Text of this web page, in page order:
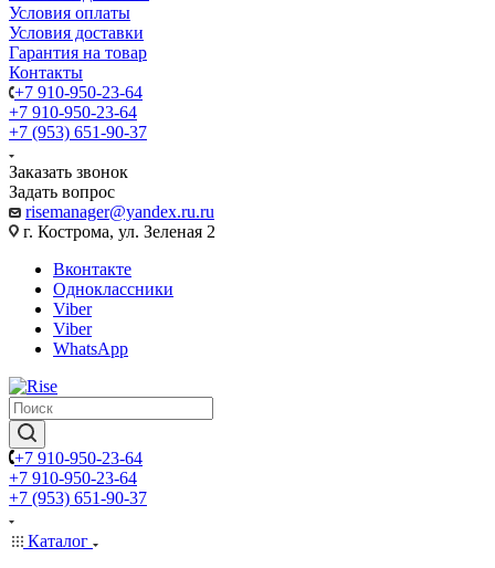
Условия оплаты
Условия доставки
Гарантия на товар
Контакты
+7 910-950-23-64
+7 910-950-23-64
+7 (953) 651-90-37
Заказать звонок
Задать вопрос
risemanager@yandex.ru.ru
г. Кострома, ул. Зеленая 2
Вконтакте
Одноклассники
Viber
Viber
WhatsApp
+7 910-950-23-64
+7 910-950-23-64
+7 (953) 651-90-37
Каталог